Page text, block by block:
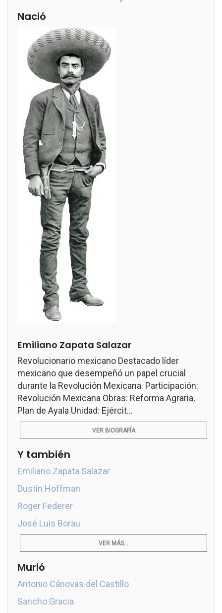
Nació
Emiliano Zapata Salazar
Revolucionario mexicano Destacado líder
mexicano que desempeñó un papel crucial
durante la Revolución Mexicana. Participación:
Revolución Mexicana Obras: Reforma Agraria,
Plan de Ayala Unidad: Ejércit...
VER BIOGRAFÍA
Y también
Emiliano Zapata Salazar
Dustin Hoffman
Roger Federer
José Luis Borau
VER MÁS...
Murió
Antonio Cánovas del Castillo
Sancho Gracia